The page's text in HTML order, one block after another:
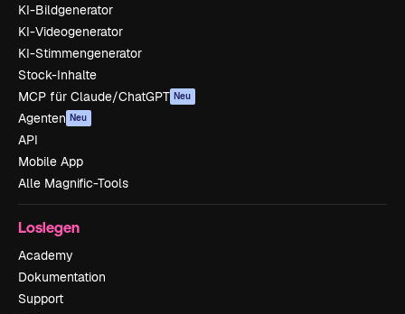
KI-Bildgenerator
KI-Videogenerator
KI-Stimmengenerator
Stock-Inhalte
MCP für Claude/ChatGPT Neu
Agenten Neu
API
Mobile App
Alle Magnific-Tools
Loslegen
Academy
Dokumentation
Support